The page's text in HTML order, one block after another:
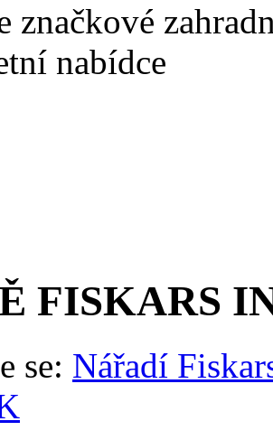
značkové
nabídce
FISKARS
se: Nářadí